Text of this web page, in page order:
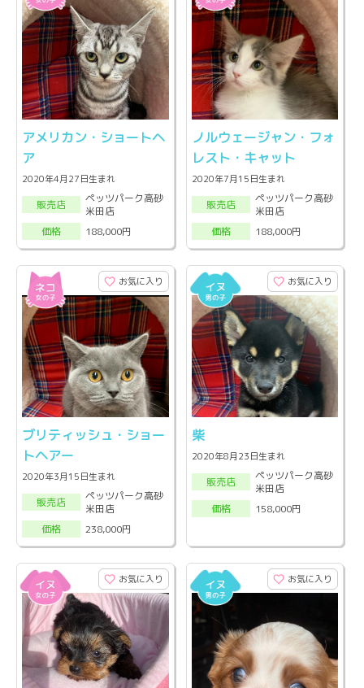
アメリカン・ショートヘ
ア
2020年4月27日生まれ
販売店
ペッツパーク高砂
米田店
価格
188,000円
ノルウェージャン・フォ
レスト・キャット
2020年7月15日生まれ
販売店
ペッツパーク高砂
米田店
価格
188,000円
お気に入り
ブリティッシュ・ショー
トヘアー
2020年3月15日生まれ
販売店
ペッツパーク高砂
米田店
価格
238,000円
お気に入り
柴
2020年8月23日生まれ
販売店
ペッツパーク高砂
米田店
価格
158,000円
お気に入り お気に入り